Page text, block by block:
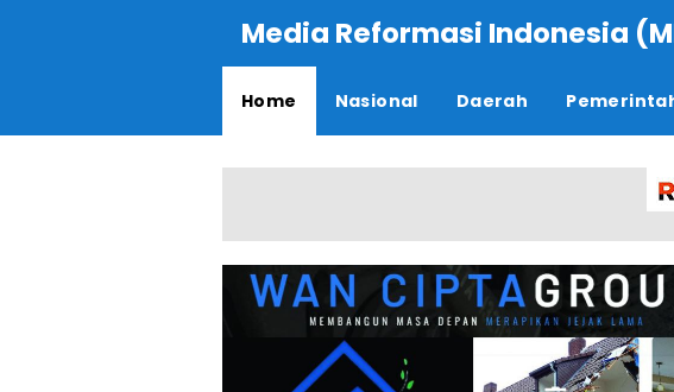
Media Reformasi Indonesia
Home Nasional Daerah